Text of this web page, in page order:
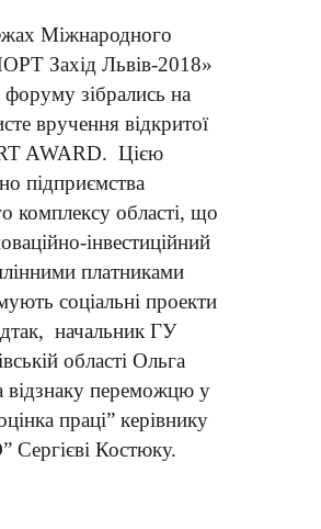
Міжнародного
Захід Львів-2018»
форуму зібрались на
вручення відкритої
AWARD. Цією
підприємства
комплексу області, що
інвестиційний
платниками
соціальні проекти
начальник ГУ
області Ольга
відзнаку переможцю у
праці” керівнику
Костюку.